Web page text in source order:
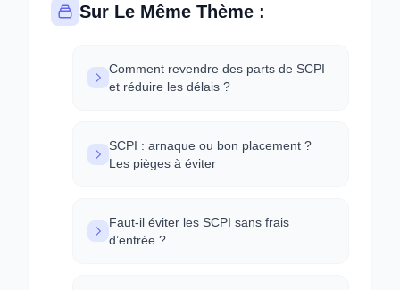
Sur Le Même Thème :
Comment revendre des parts de SCPI
et réduire les délais ?
SCPI : arnaque ou bon placement ?
Les pièges à éviter
Faut-il éviter les SCPI sans frais
d’entrée ?